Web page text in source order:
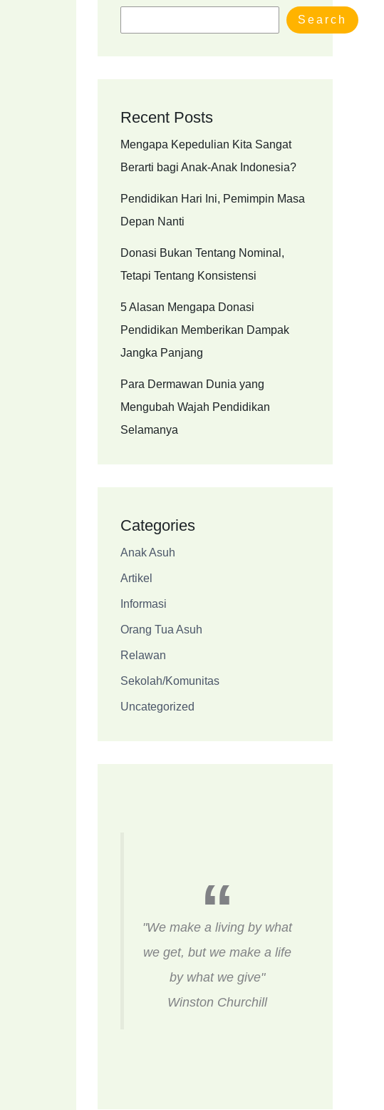
Search
Recent Posts
Mengapa Kepedulian Kita Sangat
Berarti bagi Anak-Anak Indonesia?
Pendidikan Hari Ini, Pemimpin Masa
Depan Nanti
Donasi Bukan Tentang Nominal,
Tetapi Tentang Konsistensi
5 Alasan Mengapa Donasi
Pendidikan Memberikan Dampak
Jangka Panjang
Para Dermawan Dunia yang
Mengubah Wajah Pendidikan
Selamanya
Categories
Anak Asuh
Artikel
Informasi
Orang Tua Asuh
Relawan
Sekolah/Komunitas
Uncategorized
"We make a living by what
we get, but we make a life
by what we give"
Winston Churchill